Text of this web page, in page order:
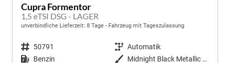
Cupra Formentor
1,5 eTSI DSG - LAGER
unverbindliche Lieferzeit: 8 Tage Fahrzeug mit Tageszulassung
Fahrzeugnr. 50791 Getriebe Automatik
Kraftstoff Benzin Außenfarbe
Midnight Black Metallic (0E)